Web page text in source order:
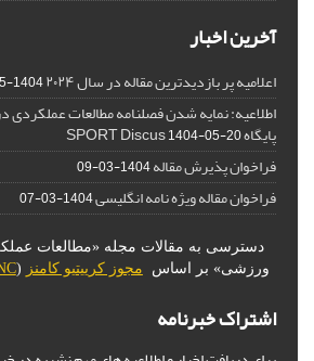
آخرین اخبار
اعلامیه پر بازدیدترین مقاله در سال ۲۰۲۴ 1404-05-20
اطلاعیه: نمایه شدن فصلنامه مطالعات
پایگاه SPORT Discus1404-05-20
فراخوان پذیرش مقاله1404-03-09
فراخوان مقاله ویژه نامه انگلیسی1404-03-07
دسترسی به مقالات مجله «مطالعات
ورزشی» بر اساس
مجوز کرییتیو کامنز (
اشتراک خبرنامه